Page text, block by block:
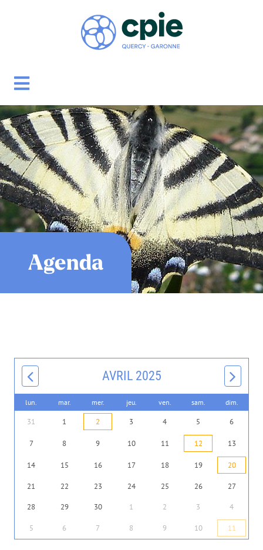
Agenda
AVRIL 2025
lun. mar. mer. jeu. ven. sam. dim.
31 1 2 3 4 5 6
7 8 9 10 11 12 13
14 15 16 17 18 19 20
21 22 23 24 25 26 27
28 29 30 1 2 3 4
5 6 7 8 9 10 11